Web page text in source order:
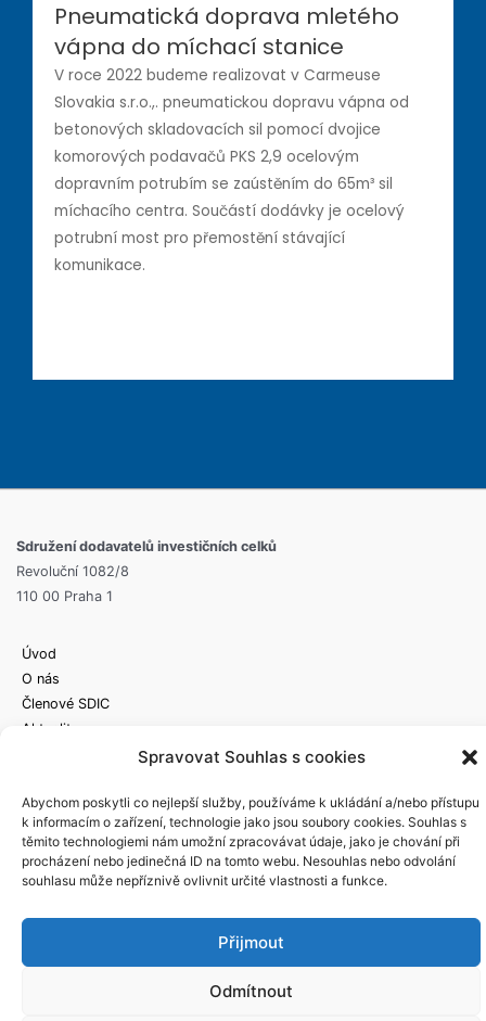
Spravovat Souhlas s cookies
Abychom poskytli co nejlepší služby, používáme k ukládání a/nebo přístupu
k informacím o zařízení, technologie jako jsou soubory cookies. Souhlas s
těmito technologiemi nám umožní zpracovávat údaje, jako je chování při
procházení nebo jedinečná ID na tomto webu. Nesouhlas nebo odvolání
souhlasu může nepříznivě ovlivnit určité vlastnosti a funkce.
Přijmout
Odmítnout
Pneumatická doprava mletého
vápna do míchací stanice
V roce 2022 budeme realizovat v Carmeuse
Slovakia s.r.o.,. pneumatickou dopravu vápna od
betonových skladovacích sil pomocí dvojice
komorových podavačů PKS 2,9 ocelovým
dopravním potrubím se zaústěním do 65m³ sil
míchacího centra. Součástí dodávky je ocelový
potrubní most pro přemostění stávající
komunikace.
Sdružení dodavatelů investičních celků
Revoluční 1082/8
110 00 Praha 1
Úvod
O nás
Členové SDIC
Aktuality
Rychlý kontakt
Norbert Tuša: Tel.: +420 775 337 900
2022 © SDIC